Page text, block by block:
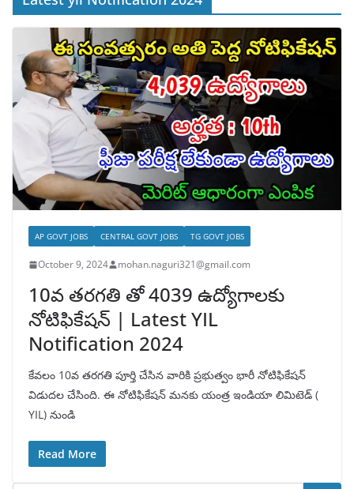
AP GOVT JOBS CENTRAL GOVT JOBS TG GOVT JOBS
October 9, 2024 mohan.naguri321@gmail.com
10వ తరగతి తో 4039 ఉద్యోగాలకు
నోటిఫికేషన్ | Latest YIL
Notification 2024
కేవలం 10వ తరగతి పూర్తి చేసిన వారికి ప్రభుత్వం భారీ నోటిఫికేషన్
విడుదల చేసింది. ఈ నోటిఫికేషన్ మనకు యంత్ర ఇండియా లిమిటెడ్ (
YIL) నుండి
Read More